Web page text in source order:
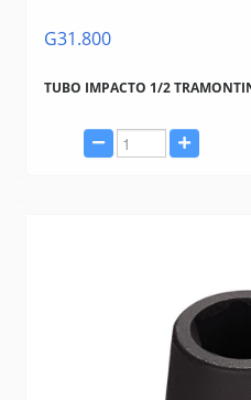
G31.800
TUBO IMPACTO 1/2